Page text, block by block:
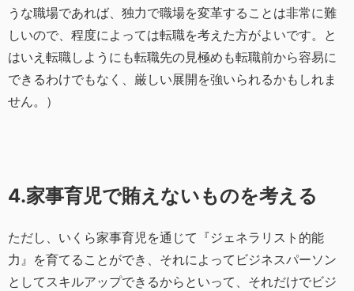
うな職場であれば、独力で職場を変革することは非常に難
しいので、程度によっては転職を考えた方がよいです。と
はいえ転職しようにも転職先の見極めも転職前から容易に
できるわけでもなく、厳しい展開を強いられるかもしれま
せん。）
4.家事育児で賄えないものを考える
ただし、いくら家事育児を通じて『ジェネラリスト的能
力』を育てることができ、それによってビジネスパーソン
としてスキルアップできるからといって、それだけでビジ